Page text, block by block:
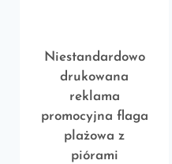
Niestandardowo
drukowana
reklama
promocyjna flaga
plażowa z
piórami